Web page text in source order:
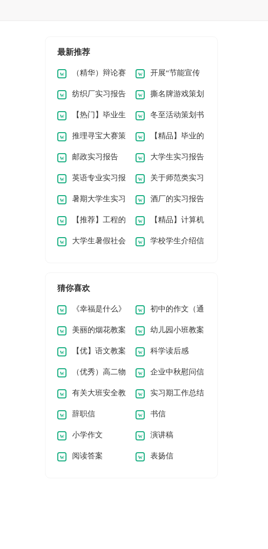
最新推荐
（精华）辩论赛
策划书
开展“节能宣传
周”活动的策划书
纺织厂实习报告
15篇
撕名牌游戏策划
书
【热门】毕业生
的实习报告模板集锦
八篇
冬至活动策划书
优秀15篇
推理寻宝大赛策
划书
【精品】毕业的
实习报告模板集合八
篇
邮政实习报告 大学生实习报告
汇编七篇
英语专业实习报
告范文集合10篇
关于师范类实习
报告模板集合五篇
暑期大学生实习
报告模板汇总5篇
酒厂的实习报告
15篇
【推荐】工程的
实习报告范文集合6
【精品】计算机
专业的实习报告四篇
大学生暑假社会 学校学生介绍信
猜你喜欢
《幸福是什么》
教学反思
初中的作文（通
用5篇）
美丽的烟花教案 幼儿园小班教案
《大苹果》
【优】语文教案
8篇
科学读后感
（优秀）高二物
理知识点总结15篇
企业中秋慰问信
有关大班安全教
案模板四篇
实习期工作总结
(汇编15篇)
辞职信 书信
小学作文 演讲稿
阅读答案 表扬信